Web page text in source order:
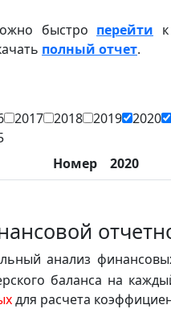
быстро перейти
полный отчет.
2017 2018 2019 2020
Номер
2020
анализ
баланса на
для расчета